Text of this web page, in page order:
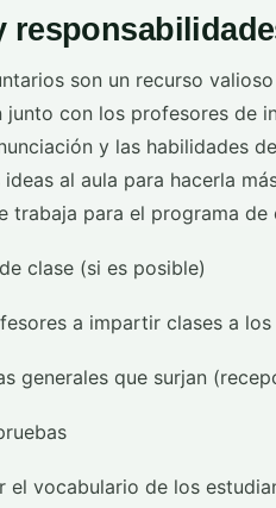
son un recurso
con los profesores de
y las habilidades
al aula para hacerla
trabaja para el programa de
clase (si es posible)
a impartir clases a los
generales que surjan
el vocabulario de los